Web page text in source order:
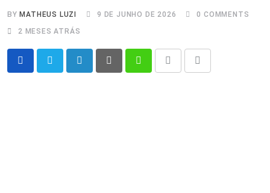
BY MATHEUS LUZI 9 DE JUNHO DE 2026 0 COMMENTS
2 MESES ATRÁS